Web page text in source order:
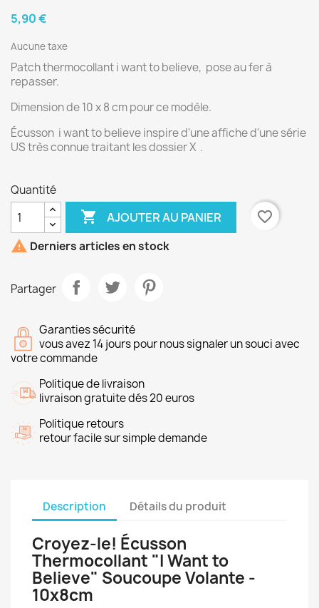
5,90 €
Aucune taxe
Patch thermocollant i want to believe, pose au fer à
repasser.
Dimension de 10 x 8 cm pour ce modèle.
Écusson i want to believe inspire d'une affiche d'une série
US très connue traitant les dossier X .
Quantité
 AJOUTER AU PANIER
favorite_border
 Derniers articles en stock
Partager
Garanties sécurité
vous avez 14 jours pour nous signaler un souci avec
votre commande
Politique de livraison
livraison gratuite dés 20 euros
Politique retours
retour facile sur simple demande
Description Détails du produit
Croyez-le! Écusson
Thermocollant "I Want to
Believe" Soucoupe Volante -
10x8cm